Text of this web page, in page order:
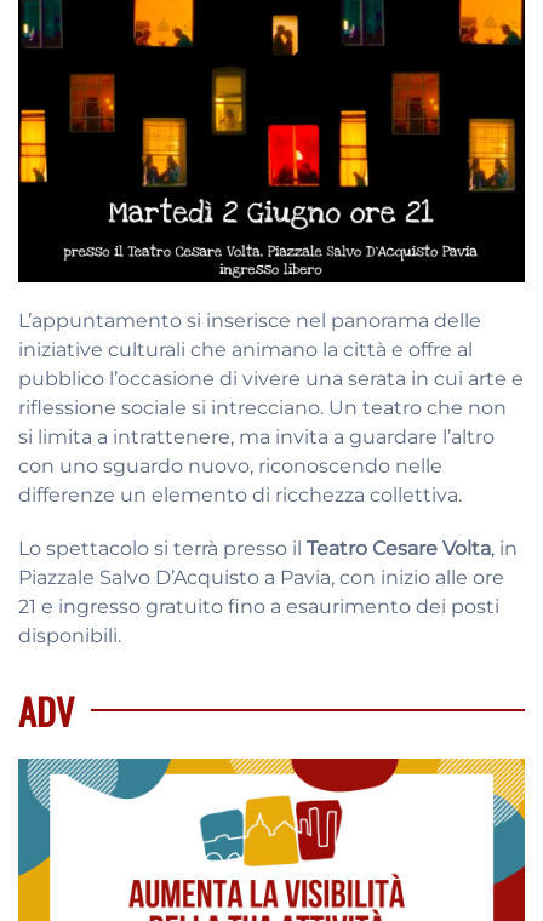
L’appuntamento si inserisce nel panorama delle
iniziative culturali che animano la città e offre al
pubblico l’occasione di vivere una serata in cui arte e
riflessione sociale si intrecciano. Un teatro che non
si limita a intrattenere, ma invita a guardare l’altro
con uno sguardo nuovo, riconoscendo nelle
differenze un elemento di ricchezza collettiva.
Lo spettacolo si terrà presso il Teatro Cesare Volta, in
Piazzale Salvo D’Acquisto a Pavia, con inizio alle ore
21 e ingresso gratuito fino a esaurimento dei posti
disponibili.
ADV